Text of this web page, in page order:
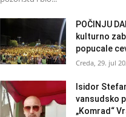
POČINJU
kulturno
popucale
Creda, 29. jul
Isidor
vansudsko
„Komrad“